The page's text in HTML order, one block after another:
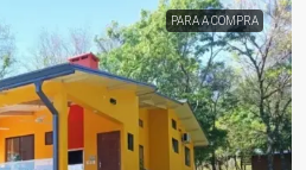
PARA A COMPRA